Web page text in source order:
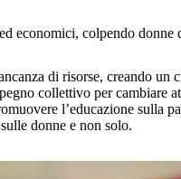
economici, colpendo donne
di risorse, creando un
collettivo per cambiare
l’educazione sulla
donne e non solo.